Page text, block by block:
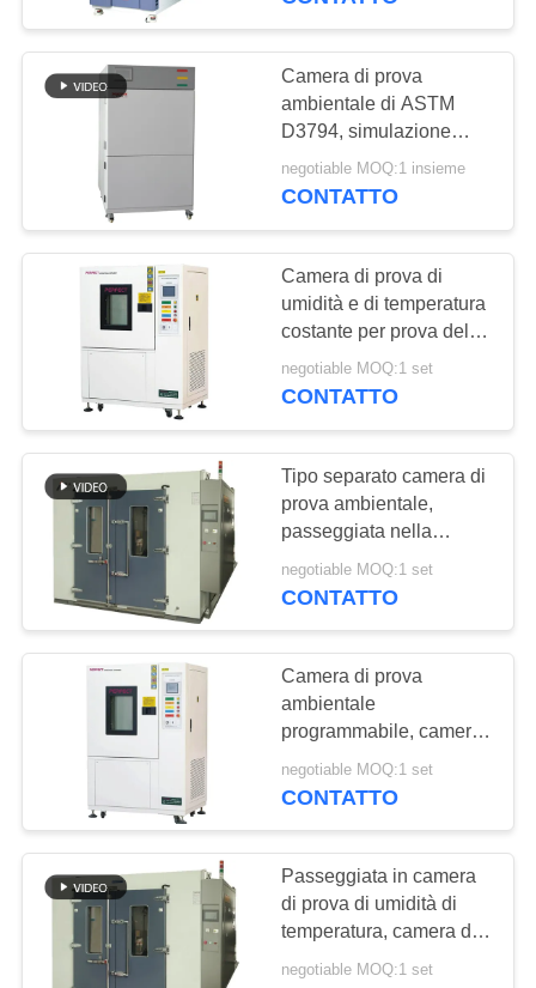
PRIVACY
Camera di prova
ambientale di ASTM
D3794, simulazione
leggera di Sun della
macchina di prova del
negotiable MOQ:1 insieme
CONTATTO
Camera di prova di
umidità e di temperatura
costante per prova del
LED
negotiable MOQ:1 set
CONTATTO
Tipo separato camera di
prova ambientale,
passeggiata nella
stanza della camera di
umidità di temperatura
negotiable MOQ:1 set
CONTATTO
Camera di prova
ambientale
programmabile, camera
di prova massima
minima di temperatura
negotiable MOQ:1 set
CONTATTO
Passeggiata in camera
di prova di umidità di
temperatura, camera di
prova ambientale di alta
negotiable MOQ:1 set